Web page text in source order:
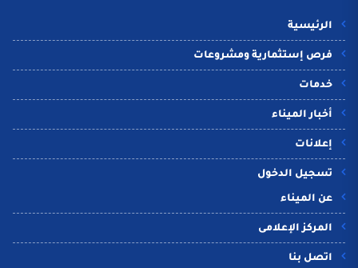
الرئيسية
فرص إستثمارية ومشروعات
خدمات
أخبار الميناء
إعلانات
تسجيل الدخول
عن الميناء
المركز الإعلامى
اتصل بنا